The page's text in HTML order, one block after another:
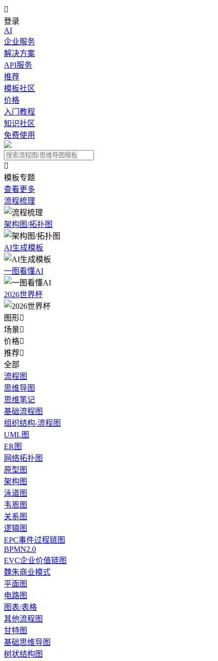

登录
AI
企业服务
解决方案
API服务
推荐
模板社区
价格
入门教程
知识社区
免费使用

模板专题
查看更多
流程梳理
架构图/拓扑图
AI生成模板
一图看懂AI
2026世界杯
图形
场景
价格
推荐
全部
流程图
思维导图
思维笔记
基础流程图
组织结构-流程图
UML图
ER图
网络拓扑图
原型图
架构图
泳道图
韦恩图
关系图
逻辑图
EPC事件过程链图
BPMN2.0
EVC企业价值链图
魏朱商业模式
平面图
电路图
图表/表格
其他流程图
甘特图
基础思维导图
树状结构图